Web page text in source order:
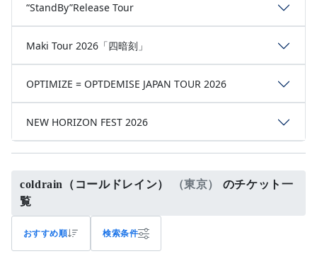
“StandBy”Release Tour
Maki Tour 2026「四暗刻」
OPTIMIZE = OPTDEMISE JAPAN TOUR 2026
NEW HORIZON FEST 2026
coldrain（コールドレイン） （東京）
のチケット一
覧
おすすめ順 検索条件